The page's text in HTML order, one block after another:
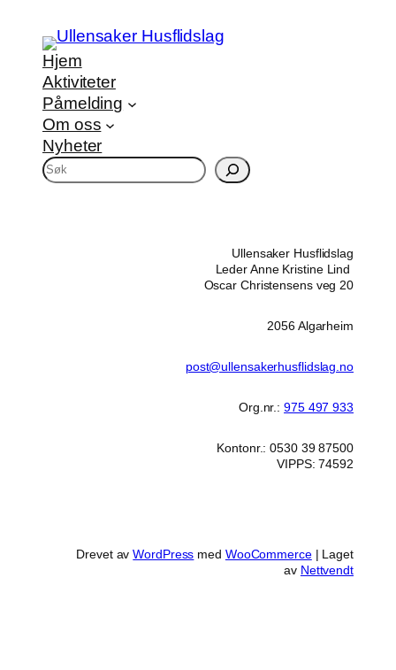
Hjem
Aktiviteter
Påmelding
Om oss
Nyheter
S
ø
Ullensaker Husflidslag
Leder Anne Kristine Lind
Oscar Christensens veg 20
2056 Algarheim
post@ullensakerhusflidslag.no
Org.nr.:975 497 933
Kontonr.: 0530 39 87500
VIPPS: 74592
Drevet avWordPress med WooCommerce| Laget
av Nettvendt